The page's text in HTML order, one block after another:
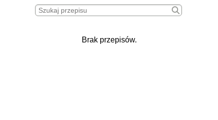
Brak przepisów.